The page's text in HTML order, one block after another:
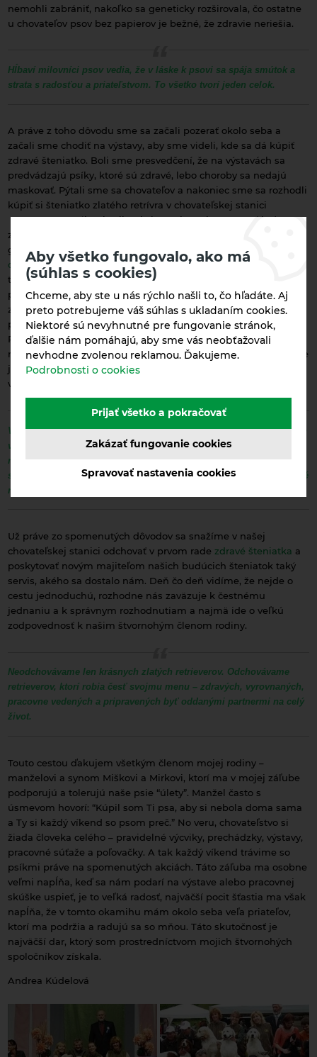
nemohli zabrániť, nakoľko sa geneticky rozširovala, čo ostatne
u chovateľov psov bez papierov je bežné, že zdravie neriešia.
Hĺbaví milovníci psov vedia, že v láske k psovi sa spája smútok a
strata s radosťou a priateľstvom. To všetko tvorí jeden celok.
A práve z toho dôvodu sme sa začali pozerať okolo seba a
začali sme chodiť na výstavy, aby sme videli, kde sa dá kúpiť
zdravé šteniatko. Boli sme presvedčení, že na výstavách sa
predvádzajú psíky, ktoré sú zdravé, lebo choroby sa nedajú
maskovať. Pýtali sme sa chovateľov a nakoniec sme sa rozhodli
kúpiť si šteniatko zlatého retrívra v chovateľskej stanici
Dreamteam. Výber kvalitnej chovnej stanice nemusí byť 100 %
záruka, že každý psík, ktorý sa narodí bude zdravý, to sa
garantovať nedá, ale v každom prípade jesprávny výber
chovateľskej stanicespôsob ako toto riziko minimalizovať. Ešte
teraz sa pamätám, že sme museli chovateľov presvedčiť, že
práve my sme ta správna rodina, kde by sa ich šteniatko
zlatého retrievera malo dobre. Táto skutočnosť mi otvorila nový
pohľad na chovateľstvo ako také a som veľmi vďačná Kristíne
Rémesovej, že mi umožnila presvedčiť ju, že sme ta správna
rodina, ale aj ukázať, že za svojimi sľubmi si stojíme. Ďakujeme
jej touto cestou za všetku pomoc pri úspešnom štarte našej
výstavnej a chovateľskej kariéry.
V My Joy veríme, že skutočná krása zlatého retrievera nespočíva len
v jeho vzhľade, ale predovšetkým v jeho povahe, ochote pracovať a
radosti zo spolupráce s človekom. Preto spájame zodpovedný chov
s poľovným výcvikom, vodnou záchranou a láskou k plemenu, ktoré
nás každý deň presviedča o svojej výnimočnosti.
Už práve zo spomenutých dôvodov sa snažíme v našej
chovateľskej stanici odchovať v prvom rade zdravé šteniatka a
poskytovať novým majiteľom našich budúcich šteniatok taký
servis, akého sa dostalo nám. Deň čo deň vidíme, že nejde o
cestu jednoduchú, rozhodne nás zaväzuje k čestnému
jednaniu a k správnym rozhodnutiam a najmä ide o veľkú
zodpovednosť k našim štvornohým členom rodiny.
Neodchovávame len krásnych zlatých retrieverov. Odchovávame
retrieverov, ktorí robia česť svojmu menu – zdravých, vyrovnaných,
pracovne vedených a pripravených byť oddanými partnermi na celý
život.
Touto cestou ďakujem všetkým členom mojej rodiny –
manželovi a synom Miškovi a Mirkovi, ktorí ma v mojej záľube
podporujú a tolerujú naše psie “úlety”. Manžel často s
úsmevom hovorí: “Kúpil som Ti psa, aby si nebola doma sama
a Ty si každý víkend so psom preč.” No veru, chovateľstvo si
žiada človeka celého – pravidelné výcviky, prechádzky, výstavy,
pracovné súťaže a poľovačky. A tak každý víkend trávime so
psíkmi práve na spomenutých akciách. Táto záľuba ma osobne
veľmi napĺňa, keď sa nám podarí na výstave alebo pracovnej
skúške uspieť, je to veľká radosť, najväčší pocit šťastia ma však
napĺňa, že v tomto okamihu mám okolo seba veľa priateľov,
ktorí ma podržia a radujú sa so mňou. Táto skutočnosť je
najväčší dar, ktorý som prostredníctvom mojich štvornohých
spoločníkov získala.
Andrea Kúdelová
Aby všetko fungovalo, ako má
(súhlas s cookies)
Chceme, aby ste u nás rýchlo našli to, čo hľadáte. Aj
preto potrebujeme váš súhlas s ukladaním cookies.
Niektoré sú nevyhnutné pre fungovanie stránok,
ďalšie nám pomáhajú, aby sme vás neobťažovali
nevhodne zvolenou reklamou. Ďakujeme.
Podrobnosti o cookies
Zakázať fungovanie cookies
Prijať všetko a pokračovať
Spravovať nastavenia cookies